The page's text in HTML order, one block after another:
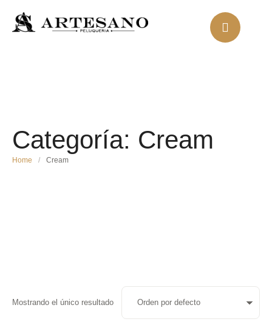
Categoría: Cream
Home / Cream
Mostrando el único resultado